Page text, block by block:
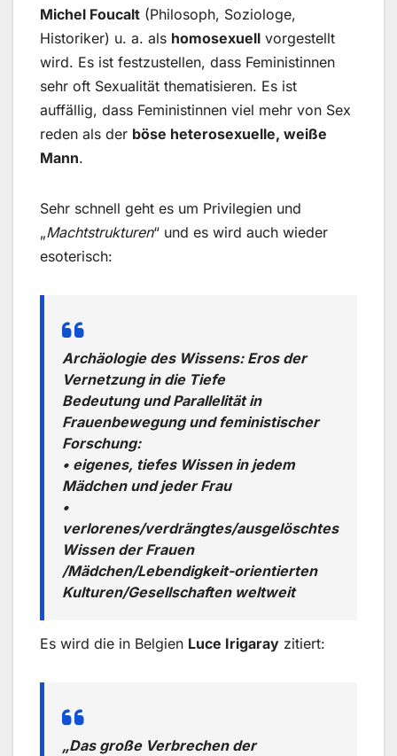
Michel Foucalt (Philosoph, Soziologe,
Historiker) u. a. als homosexuell vorgestellt
wird. Es ist festzustellen, dass Feministinnen
sehr oft Sexualität thematisieren. Es ist
auffällig, dass Feministinnen viel mehr von Sex
reden als der böse heterosexuelle, weiße
Mann.
Sehr schnell geht es um Privilegien und
„Machtstrukturen“ und es wird auch wieder
esoterisch:
Archäologie des Wissens: Eros der
Vernetzung in die Tiefe
Bedeutung und Parallelität in
Frauenbewegung und feministischer
Forschung:
• eigenes, tiefes Wissen in jedem
Mädchen und jeder Frau
•
verlorenes/verdrängtes/ausgelöschtes
Wissen der Frauen
/Mädchen/Lebendigkeit-orientierten
Kulturen/Gesellschaften weltweit
Es wird die in Belgien Luce Irigaray zitiert:
„Das große Verbrechen der